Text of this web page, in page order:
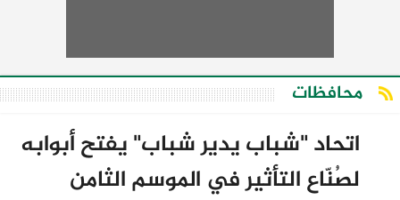
محافظات
اتحاد "شباب يدير شباب" يفتح أبوابه
لصُنّاع التأثير في الموسم الثامن